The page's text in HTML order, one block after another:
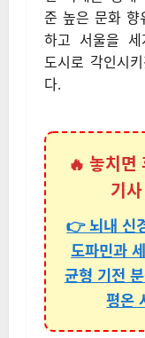
준 높은 문화 향
하고 서울을 세
도시로 각인시
다.
🔥 놓치면
기
👉 뇌내 신
도파민과
균형 기전
평온